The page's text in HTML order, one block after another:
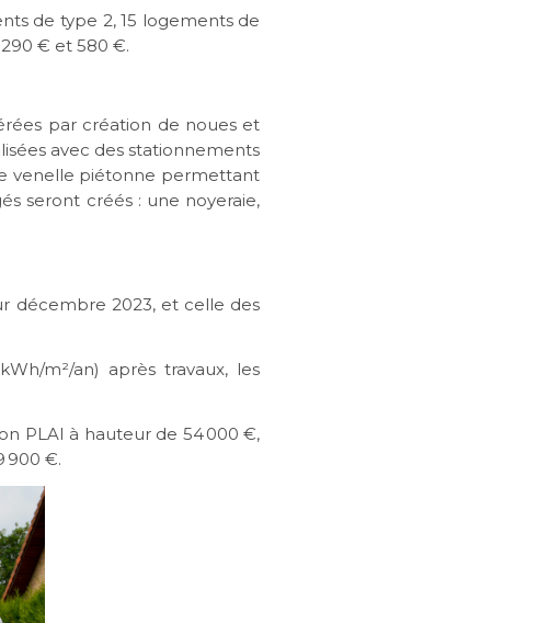
de type 2, 15 logements de
€ et 580 €.
par création de noues et
avec des stationnements
venelle piétonne permettant
seront créés : une noyeraie,
décembre 2023, et celle des
m²/an) après travaux, les
PLAI à hauteur de 54 000 €,
900 €.